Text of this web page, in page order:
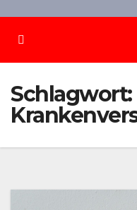
Schlagwort: